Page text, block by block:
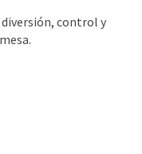
control y